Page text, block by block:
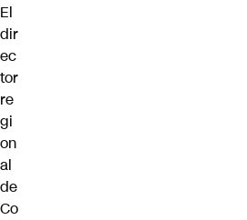
El
dir
ec
tor
re
gi
on
al
de
Co